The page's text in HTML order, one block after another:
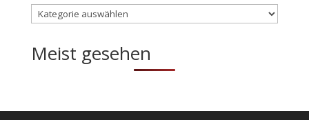
Kategorien
Meist gesehen